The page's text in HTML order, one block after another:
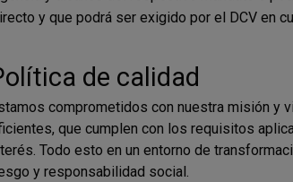
y que podrá ser exigido por el DCV en
de calidad
comprometidos con nuestra misión y
que cumplen con los requisitos
Todo esto en un entorno de
y responsabilidad social.